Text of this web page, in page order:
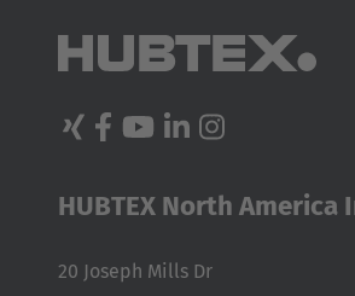
Türkiye
HUBTEX North America
20 Joseph Mills Dr